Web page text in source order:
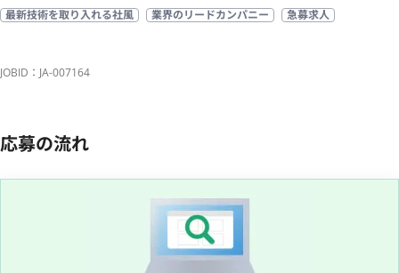
最新技術を取り入れる社風 業界のリードカンパニー 急募求人
JOBID：JA-007164
応募の流れ